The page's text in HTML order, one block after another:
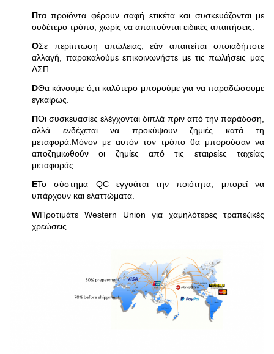
Πτα προϊόντα φέρουν σαφή ετικέτα και συσκευάζονται με
ουδέτερο τρόπο, χωρίς να απαιτούνται ειδικές απαιτήσεις.
ΟΣε περίπτωση απώλειας, εάν απαιτείται οποιαδήποτε
αλλαγή, παρακαλούμε επικοινωνήστε με τις πωλήσεις μας
ΑΣΠ.
DΘα κάνουμε ό,τι καλύτερο μπορούμε για να παραδώσουμε
εγκαίρως.
ΠΟι συσκευασίες ελέγχονται διπλά πριν από την παράδοση,
αλλά ενδέχεται να προκύψουν ζημιές κατά τη
μεταφορά.Μόνον με αυτόν τον τρόπο θα μπορούσαν να
αποζημιωθούν οι ζημίες από τις εταιρείες ταχείας
μεταφοράς.
ΕΤο σύστημα QC εγγυάται την ποιότητα, μπορεί να
υπάρχουν και ελαττώματα.
WΠροτιμάτε Western Union για χαμηλότερες τραπεζικές
χρεώσεις.